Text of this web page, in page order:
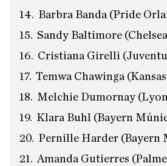
Barbra Banda (Pride
Sandy Baltimore
Cristiana Girelli
Temwa Chawinga
Melchie Dumornay
Klara Buhl (Bayern
Pernille Harder (Bayern
Amanda Gutierres